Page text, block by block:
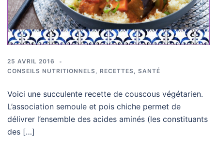
25 AVRIL 2016
CONSEILS NUTRITIONNELS, RECETTES, SANTÉ
Voici une succulente recette de couscous végétarien.
L’association semoule et pois chiche permet de
délivrer l’ensemble des acides aminés (les constituants
des […]